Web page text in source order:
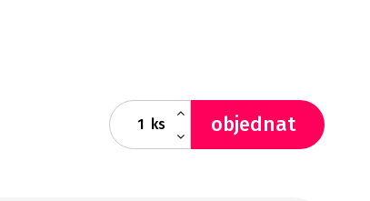
ks objednat